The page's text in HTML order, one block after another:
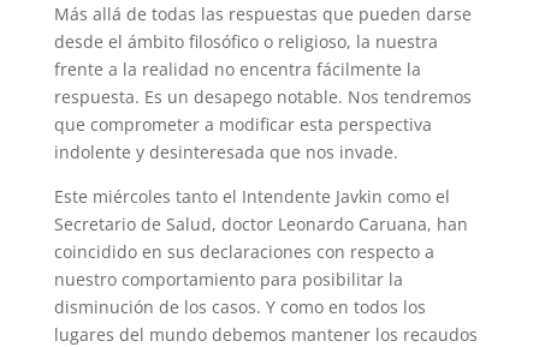
Más allá de todas las respuestas que pueden darse
desde el ámbito filosófico o religioso, la nuestra
frente a la realidad no encentra fácilmente la
respuesta. Es un desapego notable. Nos tendremos
que comprometer a modificar esta perspectiva
indolente y desinteresada que nos invade.
Este miércoles tanto el Intendente Javkin como el
Secretario de Salud, doctor Leonardo Caruana, han
coincidido en sus declaraciones con respecto a
nuestro comportamiento para posibilitar la
disminución de los casos. Y como en todos los
lugares del mundo debemos mantener los recaudos